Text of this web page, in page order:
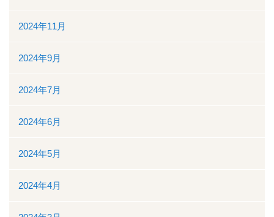
2024年11月
2024年9月
2024年7月
2024年6月
2024年5月
2024年4月